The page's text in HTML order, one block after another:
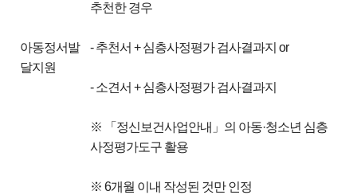
아동정서발
달지원
추천한 경우
- 추천서 + 심층사정평가 검사결과지 or
- 소견서 + 심층사정평가 검사결과지
※ 「정신보건사업안내」의 아동·청소년 심층
사정평가도구 활용
※ 6개월 이내 작성된 것만 인정